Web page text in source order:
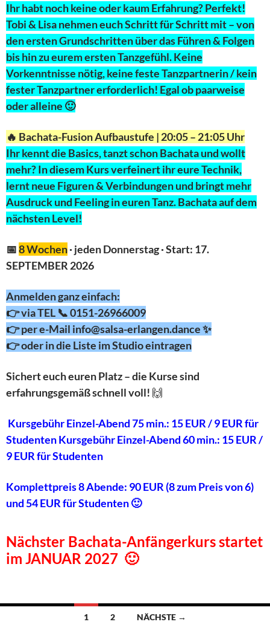
Ihr habt noch keine oder kaum Erfahrung? Perfekt!
Tobi & Lisa nehmen euch Schritt für Schritt mit – von
den ersten Grundschritten über das Führen & Folgen
bis hin zu eurem ersten Tanzgefühl. Keine
Vorkenntnisse nötig, keine feste Tanzpartnerin / kein
fester Tanzpartner erforderlich! Egal ob paarweise
oder alleine 🙂
🔥 Bachata-Fusion Aufbaustufe | 20:05 – 21:05 Uhr
Ihr kennt die Basics, tanzt schon Bachata und wollt
mehr? In diesem Kurs verfeinert ihr eure Technik,
lernt neue Figuren & Verbindungen und bringt mehr
Ausdruck und Feeling in euren Tanz. Bachata auf dem
nächsten Level!
📅8 Wochen· jeden Donnerstag · Start: 17.
SEPTEMBER 2026
Anmelden ganz einfach:
👉 via TEL 📞 0151-26966009
👉 per e-Mail info@salsa-erlangen.dance ✨
👉 oder in die Liste im Studio eintragen
Sichert euch euren Platz – die Kurse sind
erfahrungsgemäß schnell voll! 🙌
Kursgebühr Einzel-Abend 75 min.: 15 EUR / 9 EUR für
Studenten Kursgebühr Einzel-Abend 60 min.: 15 EUR /
9 EUR für Studenten
Komplettpreis 8 Abende: 90 EUR (8 zum Preis von 6)
und 54 EUR für Studenten 🙂
Nächster Bachata-Anfängerkurs startet
im JANUAR 2027 🙂
Beitragsnavigation
1 2 NÄCHSTE →